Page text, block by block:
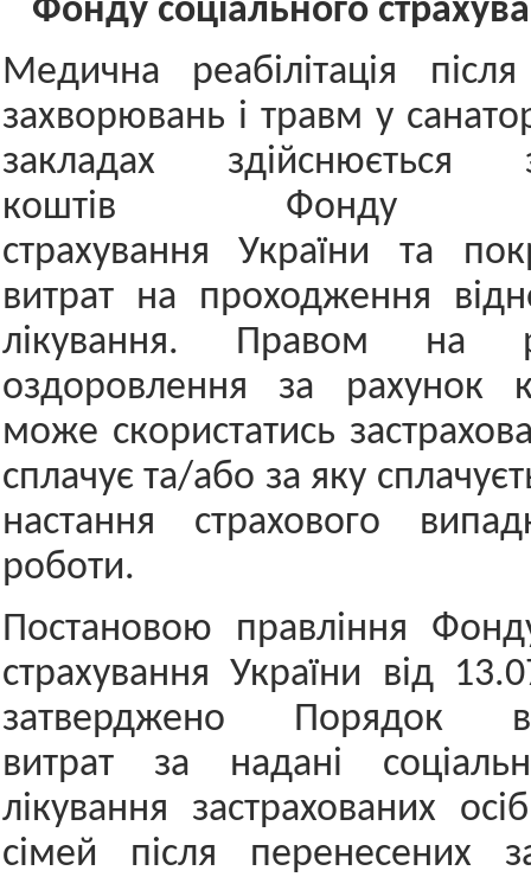
Фонду соціального
Медична реабілітація
захворювань і травм у
закладах
коштів Фонду
страхування України та
витрат на проходження
лікування. Правом на
оздоровлення за рахунок
може скористатись
сплачує та/або за яку
настання страхового
роботи.
Постановою правління
страхування України від
затверджено Порядок
витрат за надані
лікування застрахованих
сімей після перенесених